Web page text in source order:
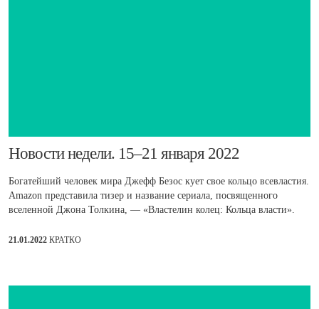
​Новости недели. 15–21 января 2022
Богатейший человек мира Джефф Безос кует свое кольцо всевластия.
Amazon представила тизер и название сериала, посвященного
вселенной Джона Толкина, — «Властелин колец: Кольца власти».
21.01.2022 КРАТКО